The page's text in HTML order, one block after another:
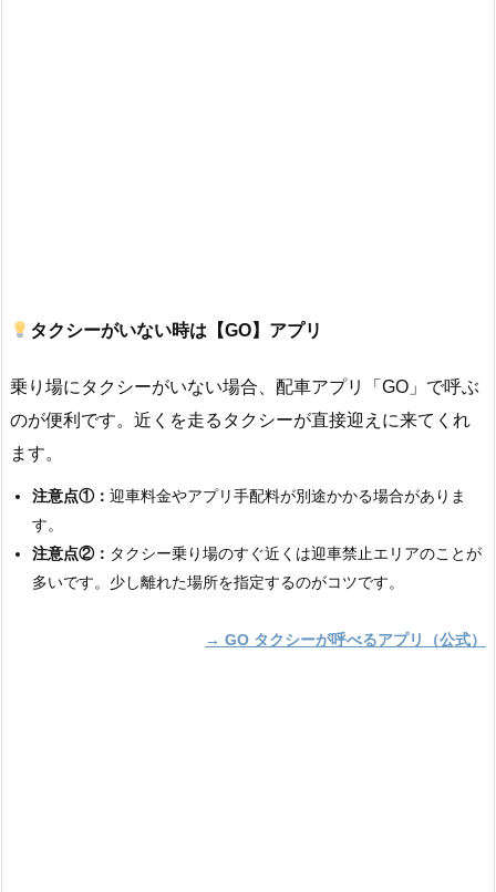
タクシーがいない時は【GO】アプリ
乗り場にタクシーがいない場合、配車アプリ「GO」で呼ぶ
のが便利です。近くを走るタクシーが直接迎えに来てくれ
ます。
注意点①： 迎車料金やアプリ手配料が別途かかる場合がありま
す。
注意点②： タクシー乗り場のすぐ近くは迎車禁止エリアのことが
多いです。少し離れた場所を指定するのがコツです。
→ GO タクシーが呼べるアプリ（公式）